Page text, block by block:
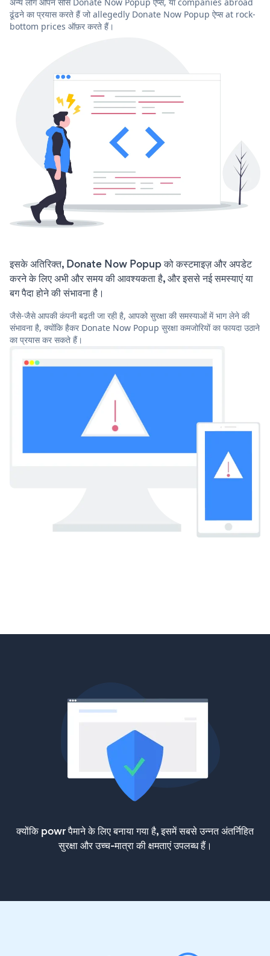
ढूंढने का प्रयास करते हैं जो allegedly Donate Now Popup ऐप्स at rock-
bottom prices ऑफ़र करते हैं।
इसके अतिरिक्त, Donate Now Popup को कस्टमाइज़ और अपडेट
करने के लिए अभी और समय की आवश्यकता है, और इससे नई समस्याएं या
बग पैदा होने की संभावना है।
जैसे-जैसे आपकी कंपनी बढ़ती जा रही है, आपको सुरक्षा की समस्याओं में भाग लेने की
संभावना है, क्योंकि हैकर Donate Now Popup सुरक्षा कमजोरियों का फायदा उठाने
का प्रयास कर सकते हैं।
क्योंकि powr पैमाने के लिए बनाया गया है, इसमें सबसे उन्नत अंतर्निहित
सुरक्षा और उच्च-मात्रा की क्षमताएं उपलब्ध हैं।